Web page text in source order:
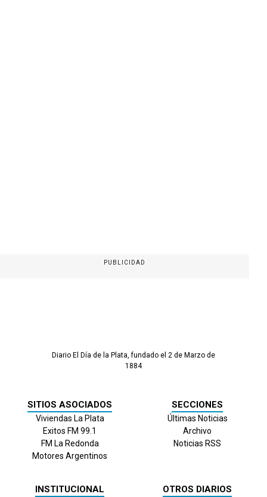
PUBLICIDAD
Diario El Día de la Plata, fundado el 2 de Marzo de
1884
SITIOS ASOCIADOS
Viviendas La Plata
Exitos FM 99.1
FM La Redonda
Motores Argentinos
SECCIONES
Últimas Noticias
Archivo
Noticias RSS
INSTITUCIONAL OTROS DIARIOS